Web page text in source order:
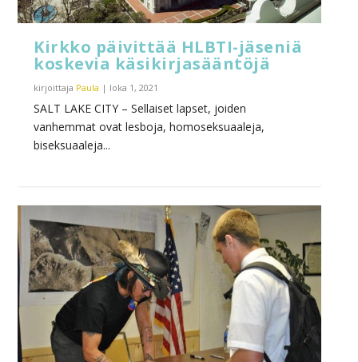
Kirkko päivittää HLBTI-jäseniä
koskevia käsikirjasääntöjä
kirjoittaja Paula | loka 1, 2021
SALT LAKE CITY – Sellaiset lapset, joiden
vanhemmat ovat lesboja, homoseksuaaleja,
biseksuaaleja...